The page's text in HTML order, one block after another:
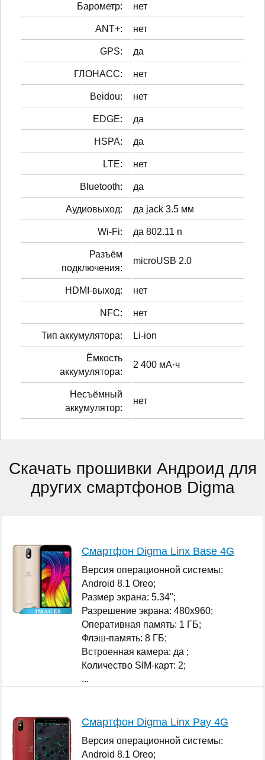
Барометр: нет
ANT+: нет
GPS: да
ГЛОНАСС: нет
Beidou: нет
EDGE: да
HSPA: да
LTE: нет
Bluetooth: да
Аудиовыход: да jack 3.5 мм
Wi-Fi: да 802.11 n
Разъём
подключения:
microUSB 2.0
HDMI-выход: нет
NFC: нет
Тип аккумулятора: Li-ion
Ёмкость
аккумулятора:
2 400 мА·ч
Несъёмный
аккумулятор:
нет
Скачать прошивки Андроид для
других смартфонов Digma
Смартфон Digma Linx Base 4G
Версия операционной системы:
Android 8.1 Oreo;
Размер экрана: 5.34";
Разрешение экрана: 480x960;
Оперативная память: 1 ГБ;
Флэш-память: 8 ГБ;
Встроенная камера: да ;
Количество SIM-карт: 2;
...
Смартфон Digma Linx Pay 4G
Версия операционной системы:
Android 8.1 Oreo;